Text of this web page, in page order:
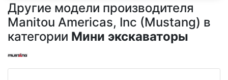
Другие модели производителя
Manitou Americas, Inc (Mustang) в
категории Мини экскаваторы